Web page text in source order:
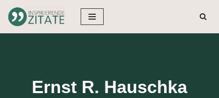
Zum
Ernst R. Hauschka